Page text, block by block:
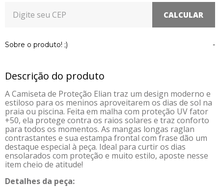
Sobre o produto! ;) -
Descrição do produto
A Camiseta de Proteção Elian traz um design moderno e
estiloso para os meninos aproveitarem os dias de sol na
praia ou piscina. Feita em malha com proteção UV fator
+50, ela protege contra os raios solares e traz conforto
para todos os momentos. As mangas longas raglan
contrastantes e sua estampa frontal com frase dão um
destaque especial à peça. Ideal para curtir os dias
ensolarados com proteção e muito estilo, aposte nesse
item cheio de atitude!
Detalhes da peça: